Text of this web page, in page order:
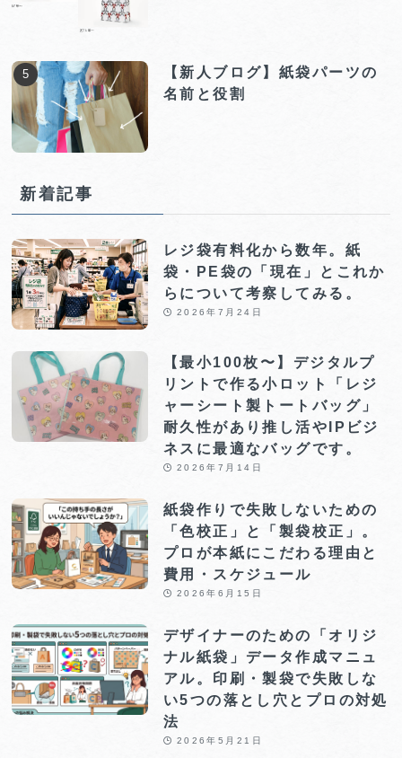
【新人ブログ】紙袋パーツの
名前と役割
新着記事
レジ袋有料化から数年。紙
袋・PE袋の「現在」とこれか
らについて考察してみる。
2026年7月24日
【最小100枚〜】デジタルプ
リントで作る小ロット「レジ
ャーシート製トートバッグ」
耐久性があり推し活やIPビジ
ネスに最適なバッグです。
2026年7月14日
紙袋作りで失敗しないための
「色校正」と「製袋校正」。
プロが本紙にこだわる理由と
費用・スケジュール
2026年6月15日
デザイナーのための「オリジ
ナル紙袋」データ作成マニュ
アル。印刷・製袋で失敗しな
い5つの落とし穴とプロの対処
法
2026年5月21日